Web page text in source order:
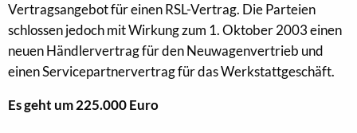
Vertragsangebot für einen RSL-Vertrag. Die Parteien
schlossen jedoch mit Wirkung zum 1. Oktober 2003 einen
neuen Händlervertrag für den Neuwagenvertrieb und
einen Servicepartnervertrag für das Werkstattgeschäft.
Es geht um 225.000 Euro